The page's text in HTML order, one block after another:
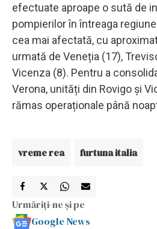
efectuate aproape o sută de
pompierilor în întreaga
cea mai afectată, cu
urmată de Veneția (17),
Vicenza (8). Pentru a
Verona, unități din Rovigo și
rămas operaționale până
vreme rea furtuna italia
Urmăriți-ne și pe
Google News